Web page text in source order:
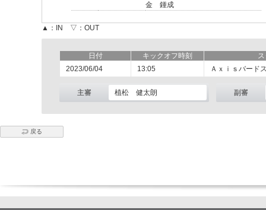
金 鍾成
▲：IN ▽：OUT
日付 キックオフ時刻
2023/06/04
13:05 Ａｘｉｓバード
主審 植松 健太朗 副審
戻る